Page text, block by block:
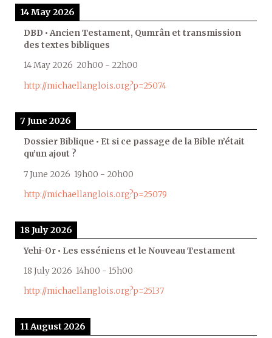
14 May 2026
DBD • Ancien Testament, Qumrân et transmission
des textes bibliques
14 May 2026 20h00 - 22h00
http://michaellanglois.org?p=25074
7 June 2026
Dossier Biblique • Et si ce passage de la Bible n’était
qu’un ajout ?
7 June 2026 19h00 - 20h00
http://michaellanglois.org?p=25079
18 July 2026
Yehi-Or • Les esséniens et le Nouveau Testament
18 July 2026 14h00 - 15h00
http://michaellanglois.org?p=25137
11 August 2026